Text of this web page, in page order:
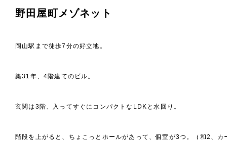
野田屋町メゾネット
岡山駅まで徒歩7分の好立地。
築31年、4階建てのビル。
玄関は3階、入ってすぐにコンパクトなLDKと水回り。
階段を上がると、ちょこっとホールがあって、個室が3つ。（和2、カ